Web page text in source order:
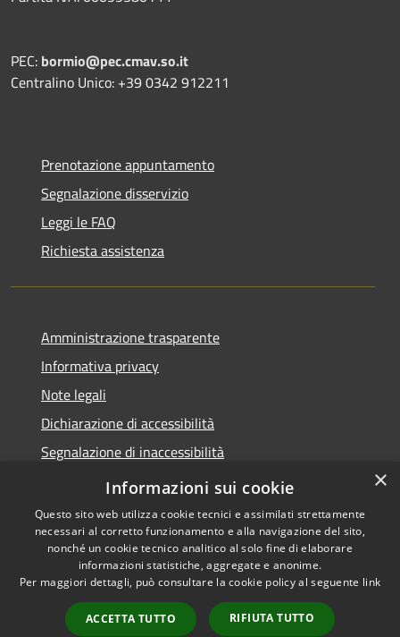
PEC: bormio@pec.cmav.so.it
Centralino Unico: +39 0342 912211
Prenotazione appuntamento
Segnalazione disservizio
Leggi le FAQ
Richiesta assistenza
Amministrazione trasparente
Informativa privacy
Note legali
Dichiarazione di accessibilità
Segnalazione di inaccessibilità
Whistleblowing segnalazione illeciti
Accessibilità
Copyright © 2026 • Comune di
Bormio • Powered by
Municipium•
Accesso
×
Informazioni sui cookie
Questo sito web utilizza cookie tecnici e assimilati strettamente
necessari al corretto funzionamento e alla navigazione del sito,
nonché un cookie tecnico analitico al solo fine di elaborare
informazioni statistiche, aggregate e anonime.
Per maggiori dettagli, può consultare la cookie policy al seguente link
ACCETTA TUTTO RIFIUTA TUTTO